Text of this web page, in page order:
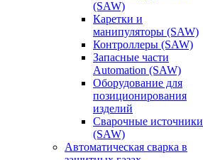
(SAW)
Каретки и
манипуляторы (SAW)
Контроллеры (SAW)
Запасные части
Automation (SAW)
Оборудование для
позиционирования
изделий
Сварочные источники
(SAW)
Автоматическая сварка в